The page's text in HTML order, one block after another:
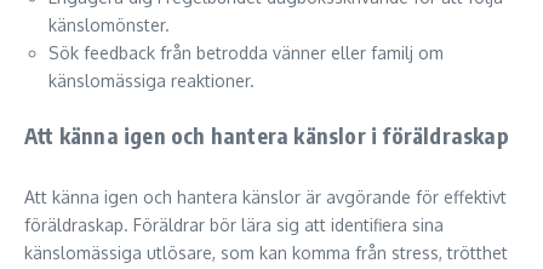
känslomönster.
Sök feedback från betrodda vänner eller familj om
känslomässiga reaktioner.
Att känna igen och hantera känslor i föräldraskap
Att känna igen och hantera känslor är avgörande för effektivt
föräldraskap. Föräldrar bör lära sig att identifiera sina
känslomässiga utlösare, som kan komma från stress, trötthet